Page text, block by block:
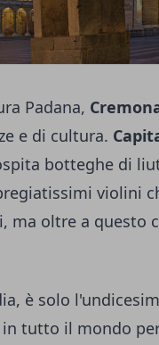
Padana,
e di cultura.
botteghe di
violini
ma oltre a questo
è solo
in tutto il mondo